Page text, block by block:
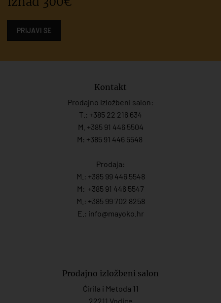
PRIJAVI SE
Kontakt
Prodajno izložbeni salon:
T.: +385 22 216 634
M. +385 91 446 5504
M: +385 91 446 5548
Prodaja:
M.: +385 99 446 5548
M: +385 91 446 5547
M.: +385 99 702 8258
E.: info@mayoko. hr
Prodajno izložbeni salon
Ćirila i Metoda 11
22211 Vodice